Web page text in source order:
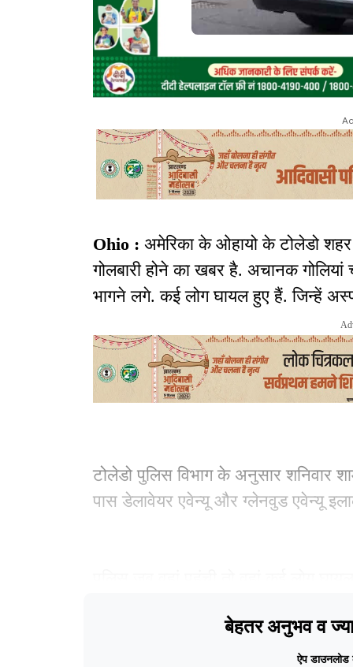
Ohio : अमेरिका के ओहायो के टोलेडो
गोलबारी होने का खबर है. अचानक
भागने लगे. कई लोग घायल हुए हैं. जिन्हें
टोलेडो पुलिस विभाग के अनुसार
पास डेलावेयर एवेन्यू और ग्लेनवुड एवेन्यू
बेहतर अनुभव व
ऐप